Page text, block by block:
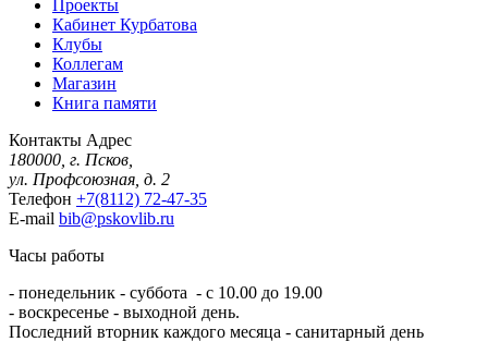
Проекты
Кабинет Курбатова
Клубы
Коллегам
Магазин
Книга памяти
Контакты Адрес
180000, г. Псков,
ул. Профсоюзная, д. 2
Телефон +7(8112) 72-47-35
E-mail bib@pskovlib.ru
Часы работы
- понедельник - суббота - с 10.00 до 19.00
- воскресенье - выходной день.
Последний вторник каждого месяца - санитарный день